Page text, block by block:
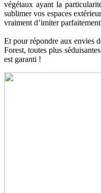
végétaux ayant la
sublimer vos espaces
vraiment d’imiter
Et pour répondre aux envies
Forest, toutes plus
est garanti !